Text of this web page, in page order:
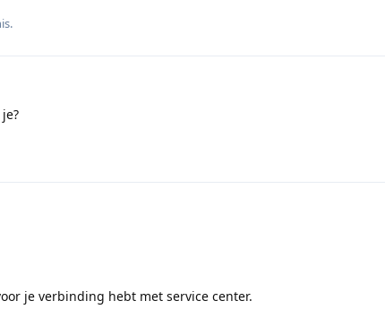
je verbinding hebt met service center.